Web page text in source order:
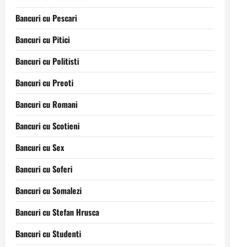
Bancuri cu Pescari
Bancuri cu Pitici
Bancuri cu Politisti
Bancuri cu Preoti
Bancuri cu Romani
Bancuri cu Scotieni
Bancuri cu Sex
Bancuri cu Soferi
Bancuri cu Somalezi
Bancuri cu Stefan Hrusca
Bancuri cu Studenti